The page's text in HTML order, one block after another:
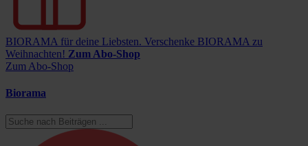
BIORAMA für deine Liebsten. Verschenke BIORAMA zu
Weihnachten! Zum Abo-Shop
Zum Abo-Shop
Biorama